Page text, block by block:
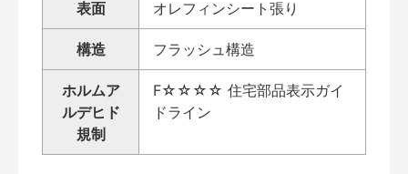
表面 オレフィンシート張り
構造 フラッシュ構造
ホルムア
ルデヒド
規制
F☆☆☆☆ 住宅部品表示ガイ
ドライン